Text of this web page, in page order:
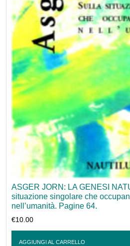
ASGER JORN: LA GENESI
situazione singolare che
nell’umanità. Pagine 64.
€10.00
AGGIUNGI AL CARRELLO